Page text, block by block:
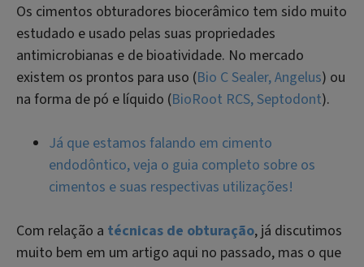
Os cimentos obturadores biocerâmico tem sido muito
estudado e usado pelas suas propriedades
antimicrobianas e de bioatividade. No mercado
existem os prontos para uso (Bio C Sealer, Angelus) ou
na forma de pó e líquido (BioRoot RCS, Septodont).
Já que estamos falando em cimento
endodôntico, veja o guia completo sobre os
cimentos e suas respectivas utilizações!
Com relação a técnicas de obturação, já discutimos
muito bem em um artigo aqui no passado, mas o que